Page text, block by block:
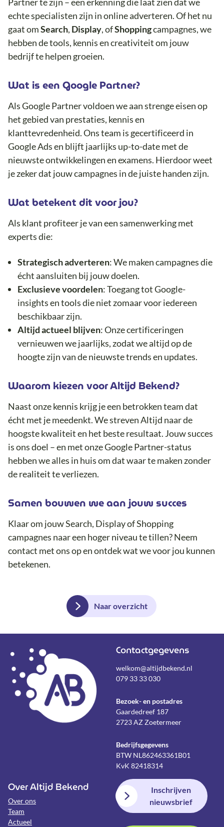
echte specialisten zijn in online adverteren. Of het nu
gaat omSearch, Display, ofShoppingcampagnes, we
hebben de tools, kennis en creativiteit om jouw
bedrijf te helpen groeien.
Wat is een Google Partner?
Als Google Partner voldoen we aan strenge eisen op
het gebied van prestaties, kennis en
klanttevredenheid. Ons team is gecertificeerd in
Google Ads en blijft jaarlijks up-to-date met de
nieuwste ontwikkelingen en examens. Hierdoor weet
je zeker dat jouw campagnes in de juiste handen zijn.
Wat betekent dit voor jou?
Als klant profiteer je van een samenwerking met
experts die:
Strategischadverteren: We maken campagnes die
écht aansluiten bij jouw doelen.
Exclusievevoordelen: Toegang tot Google-
insights en tools die niet zomaar voor iedereen
beschikbaar zijn.
Altijdactueel blijven: Onze certificeringen
vernieuwen we jaarlijks, zodat we altijd op de
hoogte zijn van de nieuwste trends en updates.
Waarom kiezen voor Altijd Bekend?
Naast onze kennis krijg je een betrokken team dat
écht met je meedenkt. We streven Altijd naar de
hoogste kwaliteit en het beste resultaat. Jouw succes
is ons doel – en met onze Google Partner-status
hebben we alles in huis om dat waar te maken zonder
de realiteit te verliezen.
Samen bouwen we aan jouw succes
Klaar om jouw Search, Display of Shopping
campagnes naar een hoger niveau te tillen? Neem
contact met ons op en ontdek wat we voor jou kunnen
betekenen.
Naar overzicht
Contactgegevens
welkom@altijdbekend.nl
079 33 33 030
Bezoek- en postadres
Gaardedreef 187
2723 AZ Zoetermeer
Bedrijfsgegevens
BTW NL862463361B01
KvK 82418314
Over Altijd Bekend
Over ons
Team
Actueel
Inschrijven
nieuwsbrief